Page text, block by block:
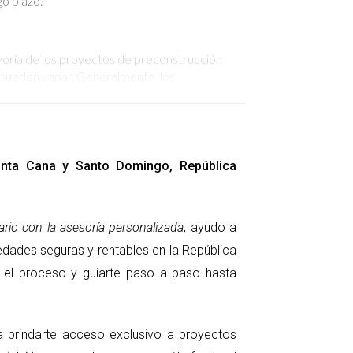
de los proyectos de preconstrucción
oportunidad para hacer preguntas
tiempo, interactuar con otros
tu futuro comienza con hacer las
más allá de los aspectos técnicos del
Cana y Santo Domingo, República
con la asesoría personalizada, ayudo a
seguras y rentables en la República
el proceso y guiarte paso a paso hasta
brindarte acceso exclusivo a proyectos